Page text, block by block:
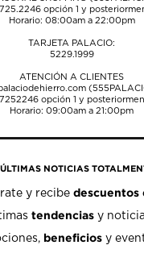
opción 1 y
Horario: 08:00am a 22:00pm
TARJETA PALACIO:
5229.1999
ATENCIÓN A CLIENTES
opción 1 y
Horario: 09:00am a 21:00pm
NOTICIAS
y recibedescuentos
tendencias y
beneficios y